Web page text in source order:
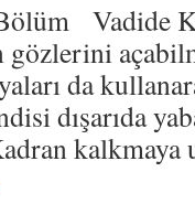
Bölüm
gözlerini
da
dışarıda
kalkmaya